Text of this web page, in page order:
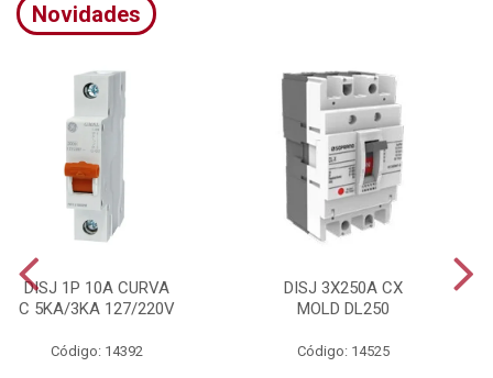
Novidades
DISJ 1P 10A CURVA
C 5KA/3KA 127/220V
Código: 14392
DISJ 3X250A CX
MOLD DL250
Código: 14525